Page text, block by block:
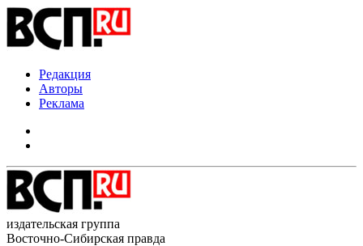
Редакция
Авторы
Реклама
издательская группа
Восточно-Сибирская правда